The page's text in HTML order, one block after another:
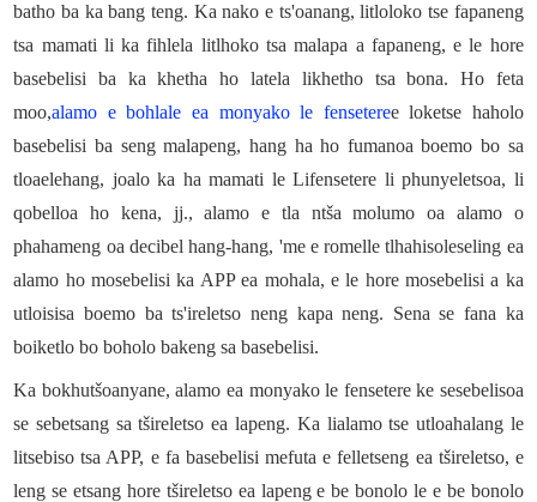
batho ba ka bang teng. Ka nako e ts'oanang, litloloko tse fapaneng
tsa mamati li ka fihlela litlhoko tsa malapa a fapaneng, e le hore
basebelisi ba ka khetha ho latela likhetho tsa bona. Ho feta
moo,alamo e bohlale ea monyako le fenseteree loketse haholo
basebelisi ba seng malapeng, hang ha ho fumanoa boemo bo sa
tloaelehang, joalo ka ha mamati le Lifensetere li phunyeletsoa, ​​​​li
qobelloa ho kena, jj., alamo e tla ntša molumo oa alamo o
phahameng oa decibel hang-hang, 'me e romelle tlhahisoleseling ea
alamo ho mosebelisi ka APP ea mohala, e le hore mosebelisi a ka
utloisisa boemo ba ts'ireletso neng kapa neng. Sena se fana ka
boiketlo bo boholo bakeng sa basebelisi.
Ka bokhutšoanyane, alamo ea monyako le fensetere ke sesebelisoa
se sebetsang sa tšireletso ea lapeng. Ka lialamo tse utloahalang le
litsebiso tsa APP, e fa basebelisi mefuta e felletseng ea tšireletso, e
leng se etsang hore tšireletso ea lapeng e be bonolo le e be bonolo